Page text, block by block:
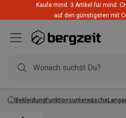
Kaufe mind. 3 Artikel für mind.
auf den günstigsten mit
BekleidungFunktionsunterwäsche